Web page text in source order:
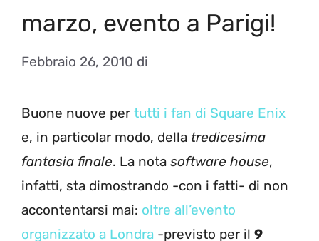
marzo, evento a Parigi!
Febbraio 26, 2010 di
Buone nuove per tutti i fan di Square Enix
e, in particolar modo, della tredicesima
fantasia finale. La nota software house,
infatti, sta dimostrando -con i fatti- di non
accontentarsi mai: oltre all’evento
organizzato a Londra -previsto per il 9